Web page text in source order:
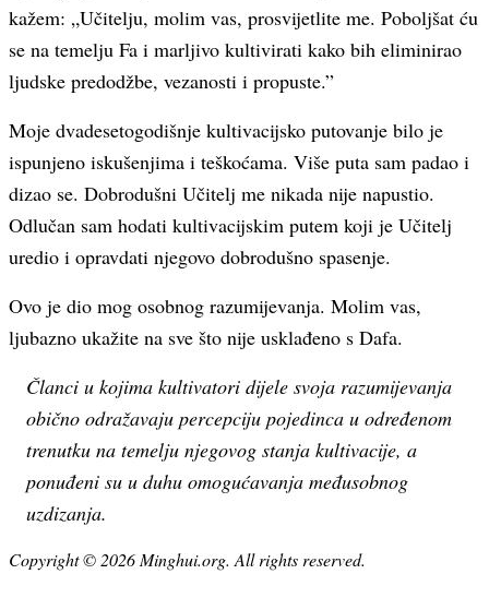
kažem: „Učitelju, molim vas, prosvijetlite me. Poboljšat ću
se na temelju Fa i marljivo kultivirati kako bih eliminirao
ljudske predodžbe, vezanosti i propuste.”
Moje dvadesetogodišnje kultivacijsko putovanje bilo je
ispunjeno iskušenjima i teškoćama. Više puta sam padao i
dizao se. Dobrodušni Učitelj me nikada nije napustio.
Odlučan sam hodati kultivacijskim putem koji je Učitelj
uredio i opravdati njegovo dobrodušno spasenje.
Ovo je dio mog osobnog razumijevanja. Molim vas,
ljubazno ukažite na sve što nije usklađeno s Dafa.
Članci u kojima kultivatori dijele svoja razumijevanja
obično odražavaju percepciju pojedinca u određenom
trenutku na temelju njegovog stanja kultivacije, a
ponuđeni su u duhu omogućavanja međusobnog
uzdizanja.
Copyright © 2026 Minghui.org. All rights reserved.